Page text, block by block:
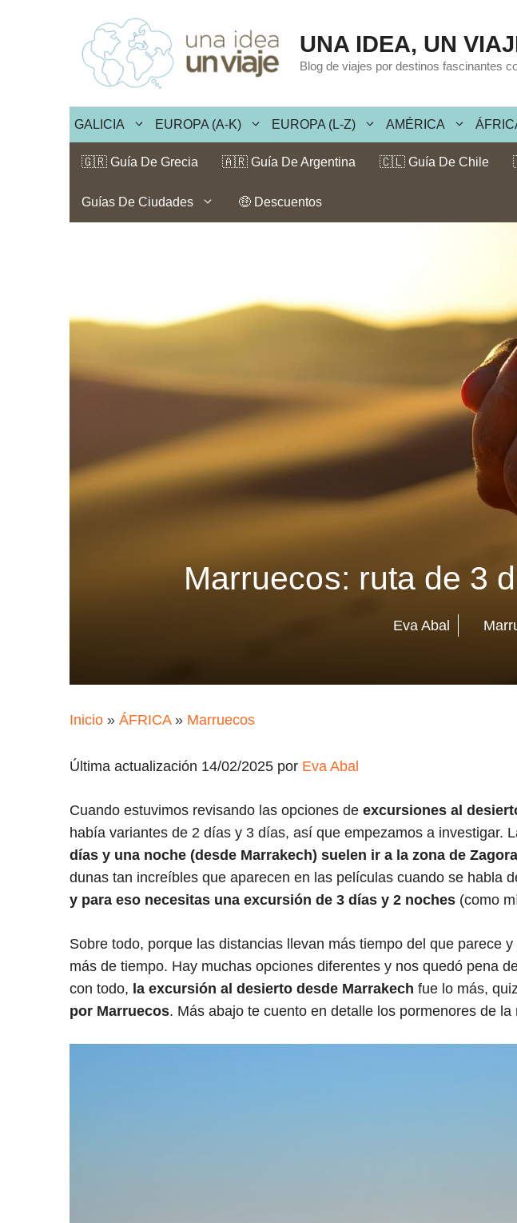
contenido
UNA IDEA, UN
Blog de viajes por destinos fascinantes
GALICIA EUROPA (A-K) EUROPA (L-Z) AMÉRICA
🇬🇷 Guía De Grecia 🇦🇷 Guía De Argentina 🇨🇱 Guía De Chile
Guías De Ciudades 🤑 Descuentos
Marruecos: ruta de 3
Eva Abal
Inicio » ÁFRICA» Marruecos
Última actualización 14/02/2025 por Eva Abal
Cuando estuvimos revisando las opciones de excursiones al
había variantes de 2 días y 3 días, así que empezamos a investigar.
días y una noche (desde Marrakech) suelen ir a la zona de Zagora
dunas tan increíbles que aparecen en las películas cuando se habla
y para eso necesitas una excursión de 3 días y 2 noches (como
Sobre todo, porque las distancias llevan más tiempo del que parece
más de tiempo. Hay muchas opciones diferentes y nos quedó pena
con todo, la excursión al desierto desde Marrakech fue lo más,
por Marruecos. Más abajo te cuento en detalle los pormenores de la